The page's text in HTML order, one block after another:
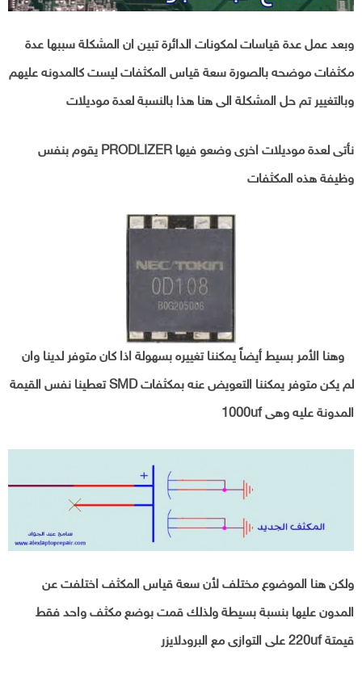
وبعد عمل عدة قياسات لمكونات الدائرة تبين ان المشكلة سببها عدة
مكثفات موضحه بالصورة سعة قياس المكثفات ليست كالمدونه عليهم
وبالتغيير تم حل المشكلة الى هنا هذا بالنسبة لعدة موديلات
نأتى لعدة موديلات اخرى وضعو فيها PRODLIZER يقوم بنفس
وظيفة هذه المكثفات
وهنا الأمر بسيط أيضاً يمكننا تغييره بسهولة اذا كان متوفر لدينا وان
لم يكن متوفر يمكننا التعويض عنه بمكثفات SMD تعطينا نفس القيمة
المدونة عليه وهى 1000uf
ولكن هنا الموضوع مختلف لأن سعة قياس المكثف اختلفت عن
المدون عليها بنسبة بسيطة ولذلك قمت بوضع مكثف واحد فقط
قيمتة 220uf على التوازى مع البرودلايزر